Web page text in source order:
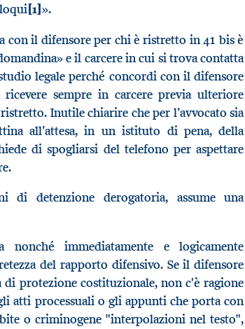
[1]».
con il difensore per chi è ristretto in 41 bis è
e il carcere in cui si trova contatta
legale perché concordi con il difensore
sempre in carcere previa ulteriore
Inutile chiarire che per l’avvocato sia
all’attesa, in un istituto di pena, della
di spogliarsi del telefono per aspettare
di detenzione derogatoria, assume una
nonché immediatamente e logicamente
del rapporto difensivo. Se il difensore
protezione costituzionale, non c'è ragione
atti processuali o gli appunti che porta con
o criminogene "interpolazioni nel testo",